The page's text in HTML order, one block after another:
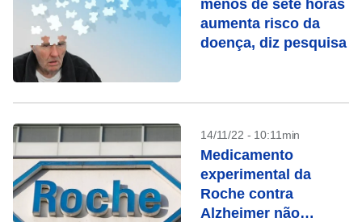
menos de sete horas
aumenta risco da
doença, diz pesquisa
14/11/22 - 10:11min
Medicamento
experimental da
Roche contra
Alzheimer não